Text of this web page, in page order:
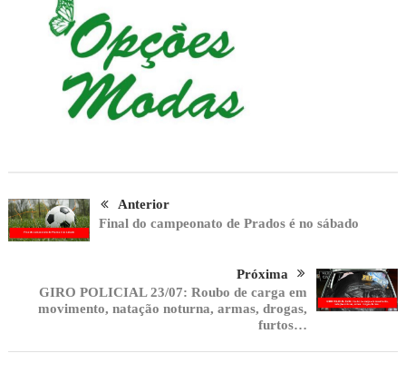
Anterior
Final do campeonato de Prados é no sábado
Próxima
GIRO POLICIAL 23/07: Roubo de carga em
movimento, natação noturna, armas, drogas,
furtos…